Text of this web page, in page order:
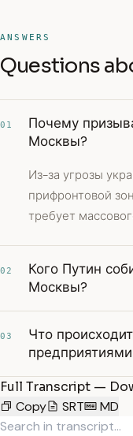
ANSWERS
Questions
01
Почему
Москвы?
Из-за угрозы
прифронтовой
требует
02
Кого Путин
Москвы?
03
Что
Full Transcript —
Copy
SRT MD